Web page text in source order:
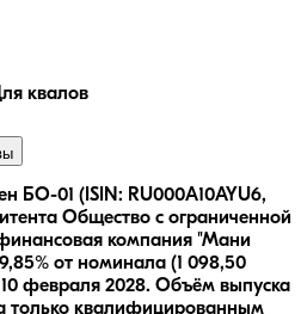
квалов
01 (ISIN: RU000A10AYU6,
Общество с ограниченной
компания "Мани
от номинала (1 098,50
февраля 2028. Объём выпуска
только квалифицированным